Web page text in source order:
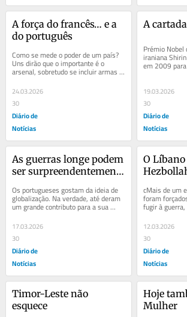
A força do francês… e a
do português
Como se mede o poder de um país?
Uns dirão que o importante é o
arsenal, sobretudo se incluir armas
nucleares; também haverá quem
destaque o peso...
24.03.2026
30
Diário de
Notícias
A
Prémio
iraniana
em 2009
de Ouro,
19.03.2026
30
Diário de
Notícias
As guerras longe podem
ser surpreendentemente
Os portugueses gostam da ideia de
globalização. Na verdade, até deram
um grande contributo para a sua
primeira versão, há cinco séculos,
quando...
17.03.2026
30
Diário de
Notícias
O
cMais de um
foram
fugir à
deslocando-
escapar...
12.03.2026
30
Diário de
Notícias
Timor-Leste não
esquece
Hoje
Mulher